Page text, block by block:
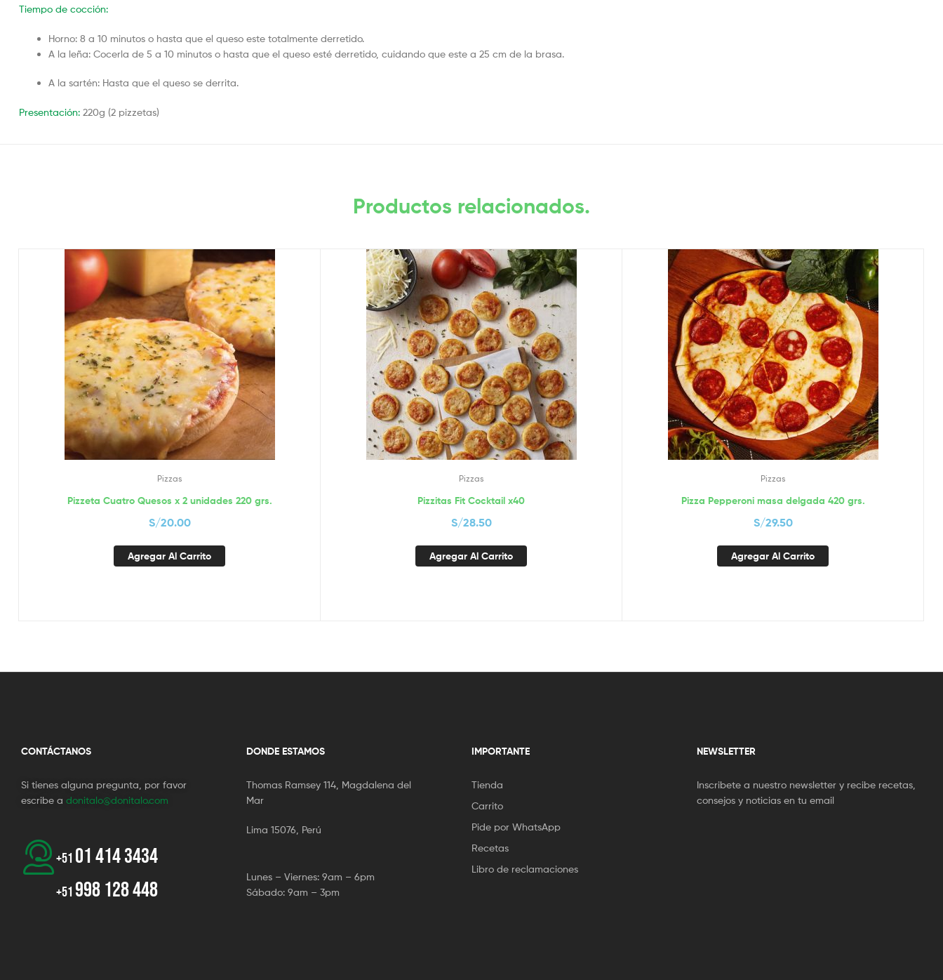
Tiempo de cocción:
Horno: 8 a 10 minutos o hasta que el queso este totalmente derretido.
A la leña: Cocerla de 5 a 10 minutos o hasta que el queso esté derretido, cuidando que este a 25 cm de la brasa.
A la sartén: Hasta que el queso se derrita.
Presentación: 220g (2 pizzetas)
Productos relacionados.
Pizzas
Pizzeta Cuatro Quesos x 2 unidades 220 grs.
S/20.00
Agregar Al Carrito
Pizzas
Pizzitas Fit Cocktail x40
S/28.50
Agregar Al Carrito
Pizzas
Pizza Pepperoni masa delgada 420 grs.
S/29.50
Agregar Al Carrito
CONTÁCTANOS
Si tienes alguna pregunta, por favor
escribe a donitalo@donitalo.com
+51 01 414 3434
+51 998 128 448
DONDE ESTAMOS
Thomas Ramsey 114, Magdalena del
Mar
Lima 15076, Perú
Lunes – Viernes: 9am – 6pm
Sábado: 9am – 3pm
IMPORTANTE
Tienda
Carrito
Pide por WhatsApp
Recetas
Libro de reclamaciones
NEWSLETTER
Inscribete a nuestro newsletter y recibe recetas,
consejos y noticias en tu email